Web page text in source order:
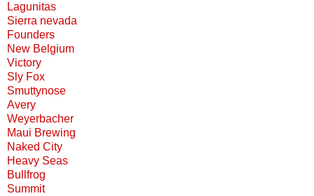
Lagunitas
Sierra nevada
Founders
New Belgium
Victory
Sly Fox
Smuttynose
Avery
Weyerbacher
Maui Brewing
Naked City
Heavy Seas
Bullfrog
Summit